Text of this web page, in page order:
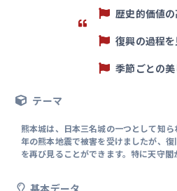
歴史的価値
復興の過程
季節ごとの
テーマ
熊本城は、日本三名城の一つとして知
年の熊本地震で被害を受けましたが、
を再び見ることができます。特に天守閣
基本データ